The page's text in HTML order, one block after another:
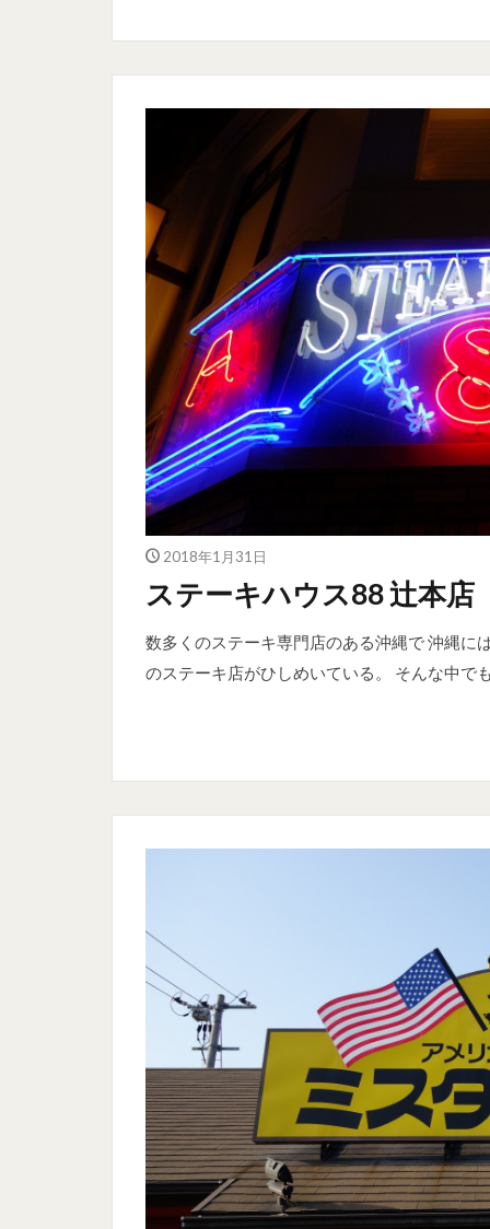
2018年1月31日
ステーキハウス88 辻本店
数多くのステーキ専門店のある沖縄で 沖縄に
のステーキ店がひしめいている。 そんな中で